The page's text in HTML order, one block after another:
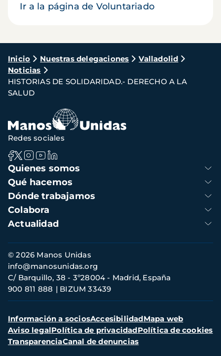
Ir a la página de Voluntariado
Ruta
de
navegación
Inicio Nuestras delegaciones
Valladolid
Noticias
HISTORIAS DE SOLIDARIDAD.- DERECHO A LA
SALUD
Navegación
principal
Quienes somos
Qué hacemos
Dónde trabajamos
Colabora
Actualidad
Redes sociales
Información
de
contacto
© 2026 Manos Unidas
C/ Barquillo, 38 - 3º28004 - Madrid, España
900 811 888
BIZUM 33439
info@manosunidas.org
Menú
secundario
Información a sociosAccesibilidadMapa web
Aviso legalPolítica de privacidadPolítica de cookies
TransparenciaCanal de denuncias